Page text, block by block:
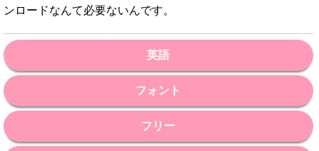
ンロードなんて必要ないんです。
英語
フォント
フリー